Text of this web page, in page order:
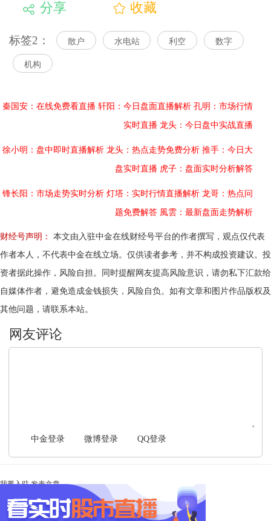
分享 收藏
标签2： 散户 水电站 利空 数字
机构
秦国安：在线免费看直播 轩阳：今日盘面直播解析 孔明：市场行情
实时直播 龙头：今日盘中实战直播
徐小明：盘中即时直播解析 龙头：热点走势免费分析 推手：今日大
盘实时直播 虎子：盘面实时分析解答
锋长阳：市场走势实时分析 灯塔：实时行情直播解析 龙哥：热点问
题免费解答 風雲：最新盘面走势解析
财经号声明：
本文由入驻中金在线财经号平台的作者撰写，观点仅代表
作者本人，不代表中金在线立场。仅供读者参考，并不构成投资建议。投
资者据此操作，风险自担。同时提醒网友提高风险意识，请勿私下汇款给
自媒体作者，避免造成金钱损失，风险自负。如有文章和图片作品版权及
其他问题，请联系本站。
中金登录 微博登录 QQ登录
我要入驻 发表文章
Ta未开启直播